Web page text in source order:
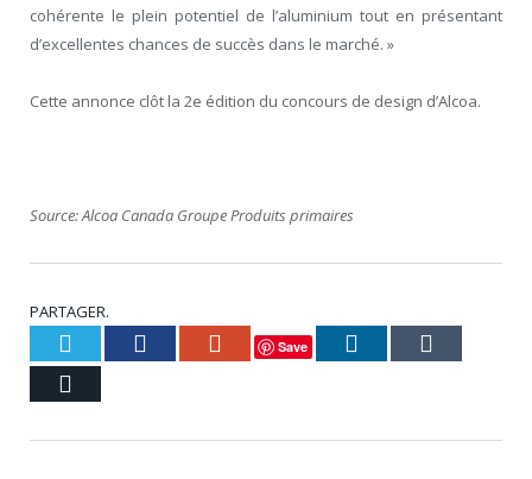
cohérente le plein potentiel de l’aluminium tout en présentant
d’excellentes chances de succès dans le marché. »
Cette annonce clôt la 2e édition du concours de design d’Alcoa.
Source: Alcoa Canada Groupe Produits primaires
PARTAGER.
Twitter Facebook Google+
Save LinkedIn